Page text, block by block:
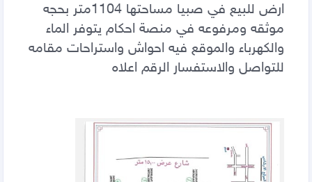
‏ارض للبيع في صبيا مساحتها 1104متر بحجه
موثقه ومرفوعه في منصة احكام يتوفر الماء